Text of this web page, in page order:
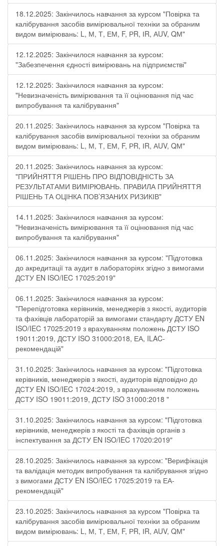
18.12.2025: Закінчилось навчання за курсом "Повірка та
калібрування засобів вимірювальної техніки за обраним
видом вимірювань: L, М, Т, ЕМ, F, РR, ІR, АUV, QМ"
12.12.2025: Закінчилося навчання за курсом:
"Забезпечення єдності вимірювань на підприємстві"
12.12.2025: Закінчилося навчання за курсом:
"Невизначеність вимірювання та її оцінювання під час
випробування та калібрування"
20.11.2025: Закінчилось навчання за курсом "Повірка та
калібрування засобів вимірювальної техніки за обраним
видом вимірювань: L, М, Т, ЕМ, F, РR, ІR, АUV, QМ"
20.11.2025: Закінчилось навчання за курсом:
"ПРИЙНЯТТЯ РІШЕНЬ ПРО ВІДПОВІДНІСТЬ ЗА
РЕЗУЛЬТАТАМИ ВИМІРЮВАНЬ. ПРАВИЛА ПРИЙНЯТТЯ
РІШЕНЬ ТА ОЦІНКА ПОВ’ЯЗАНИХ РИЗИКІВ"
14.11.2025: Закінчилося навчання за курсом:
"Невизначеність вимірювання та її оцінювання під час
випробування та калібрування"
06.11.2025: Закінчилося навчання за курсом: "Підготовка
до акредитації та аудит в лабораторіях згідно з вимогами
ДСТУ EN ISO/IEC 17025:2019"
06.11.2025: Закінчилося навчання за курсом:
"Перепідготовка керівників, менеджерів з якості, аудиторів
та фахівців лабораторій за вимогами стандарту ДСТУ EN
ISO/IEC 17025:2019 з врахуванням положень ДСТУ ISO
19011:2019, ДСТУ ISO 31000:2018, ЕА, ILAC-
рекомендацій"
31.10.2025: Закінчилось навчання за курсом: "Підготовка
керівників, менеджерів з якості, аудиторів відповідно до
ДСТУ EN ISO/IEC 17024:2019, з врахуванням положень
ДСТУ ISO 19011:2019, ДСТУ ISO 31000:2018 "
31.10.2025: Закінчилось навчання за курсом: "Підготовка
керівників, менеджерів з якості та фахівців органів з
інспектування за ДСТУ EN ISO/IEC 17020:2019"
28.10.2025: Закінчилось навчання за курсом: "Верифікація
та валідація методик випробування та калібрування згідно
з вимогами ДСТУ EN ISO/IEC 17025:2019 та ЕА-
рекомендацій"
23.10.2025: Закінчилось навчання за курсом "Повірка та
калібрування засобів вимірювальної техніки за обраним
видом вимірювань: L, М, Т, ЕМ, F, РR, ІR, АUV, QМ"